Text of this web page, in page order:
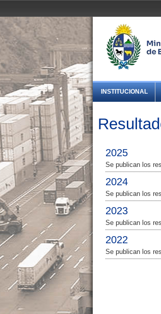
INSTITUCIONAL
2025
Se publican los
2024
Se publican los
2023
Se publican los
2022
Se publican los